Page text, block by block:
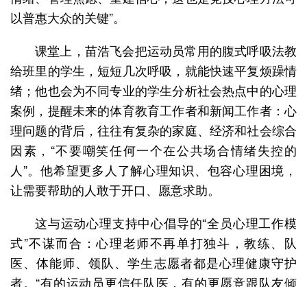
以普惠大众的关键”。
课堂上，苗浩飞会把运动员常用的腹式呼吸法教
给班里的学生，短短几次呼吸，就能快速平复烦躁情
绪；他也会为不同专业的学生分析社会热点中的心理
案例，提醒未来的体育教育工作者和新闻工作者：心
理问题的背后，往往有复杂的家庭、经济和社会综合
因素，“不要嘲笑任何一个在公共场合情绪失控的
人”。他希望更多人了解心理知识、包容心理困境，
让需要帮助的人敢于开口、愿意求助。
这与运动心理支持中心倡导的“全员心理工作模
式”不谋而合：心理老师不再单打独斗，教练、队
医、体能师、领队、学生志愿者都是心理健康守护
者。“有的运动员更信任队医，有的更愿意跟队友倾